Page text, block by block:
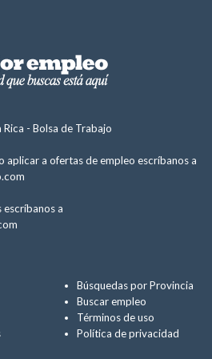
Rica - Bolsa de Trabajo
aplicar a ofertas de empleo escríbanos a
escríbanos a
Búsquedas por Provincia
Buscar empleo
Términos de uso
Política de privacidad